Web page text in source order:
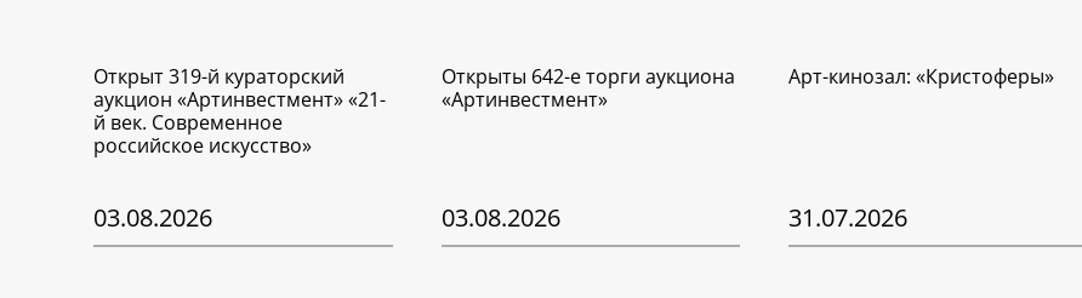
Открыт 319-й кураторский
аукцион «Артинвестмент» «21-
й век. Современное
российское искусство»
03.08.2026
Открыты 642-е торги аукциона
«Артинвестмент»
03.08.2026
Арт-кинозал: «Кристоферы»
31.07.2026